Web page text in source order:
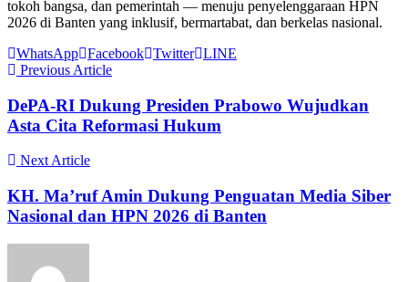
tokoh bangsa, dan pemerintah — menuju penyelenggaraan HPN
2026 di Banten yang inklusif, bermartabat, dan berkelas nasional.
WhatsApp Facebook Twitter LINE
Previous Article
DePA-RI Dukung Presiden Prabowo Wujudkan
Asta Cita Reformasi Hukum
Next Article
KH. Ma’ruf Amin Dukung Penguatan Media Siber
Nasional dan HPN 2026 di Banten